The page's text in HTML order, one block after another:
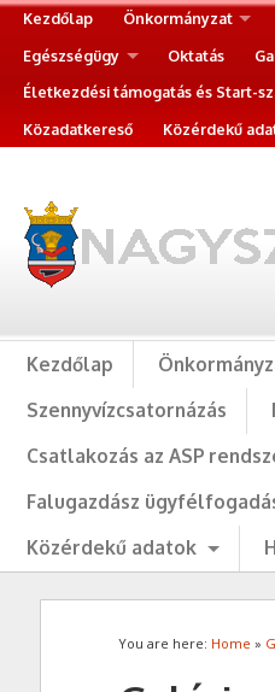
Kezdőlap Önkormányzat
Egészségügy
Oktatás
Életkezdési támogatás és Start-
Közadatkereső
Közérdekű
Kezdőlap
Szennyvízcsatornázás
Csatlakozás az ASP
Falugazdász
Közérdekű adatok
You are here: Home »